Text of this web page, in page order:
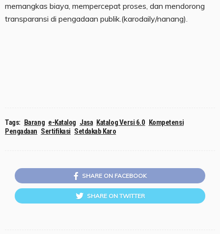
memangkas biaya, mempercepat proses, dan mendorong
transparansi di pengadaan publik.(karodaily/nanang).
Tags: Barang e-Katalog Jasa Katalog Versi 6.0 Kompetensi
Pengadaan Sertifikasi Setdakab Karo
SHARE ON FACEBOOK
SHARE ON TWITTER